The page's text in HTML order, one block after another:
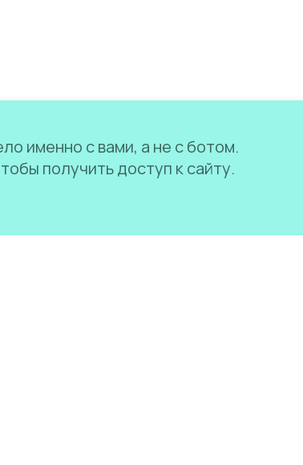
именно с вами, а не с ботом.
получить доступ к сайту.